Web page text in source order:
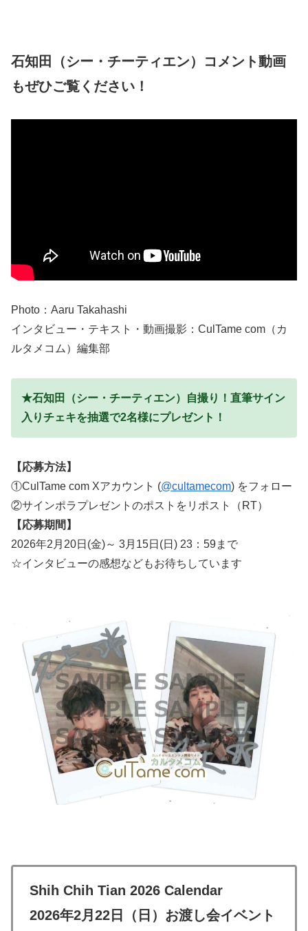
石知田（シー・チーティエン）コメント動画
もぜひご覧ください！
Photo：Aaru Takahashi
インタビュー・テキスト・動画撮影：CulTame com（カ
ルタメコム）編集部
★石知田（シー・チーティエン）自撮り！直筆サイン
入りチェキを抽選で2名様にプレゼント！
【応募方法】
①CulTame com Xアカウント (@cultamecom) をフォロー
②サインポラプレゼントのポストをリポスト（RT）
【応募期間】
2026年2月20日(金)～ 3月15日(日) 23：59まで
☆インタビューの感想などもお待ちしています
Shih Chih Tian 2026 Calendar
2026年2月22日（日）お渡し会イベント